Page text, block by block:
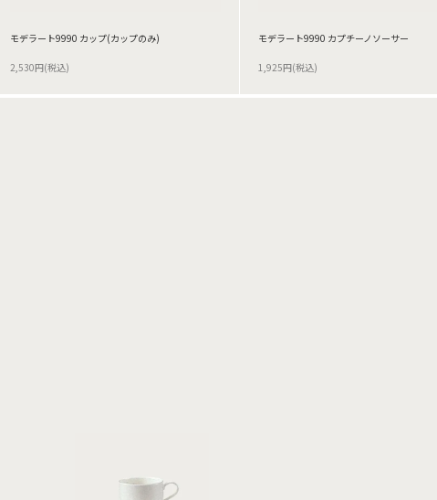
モデラート9990 カップ(カップのみ)
2,530円(税込)
モデラート9990 カプチーノソーサー
1,925円(税込)